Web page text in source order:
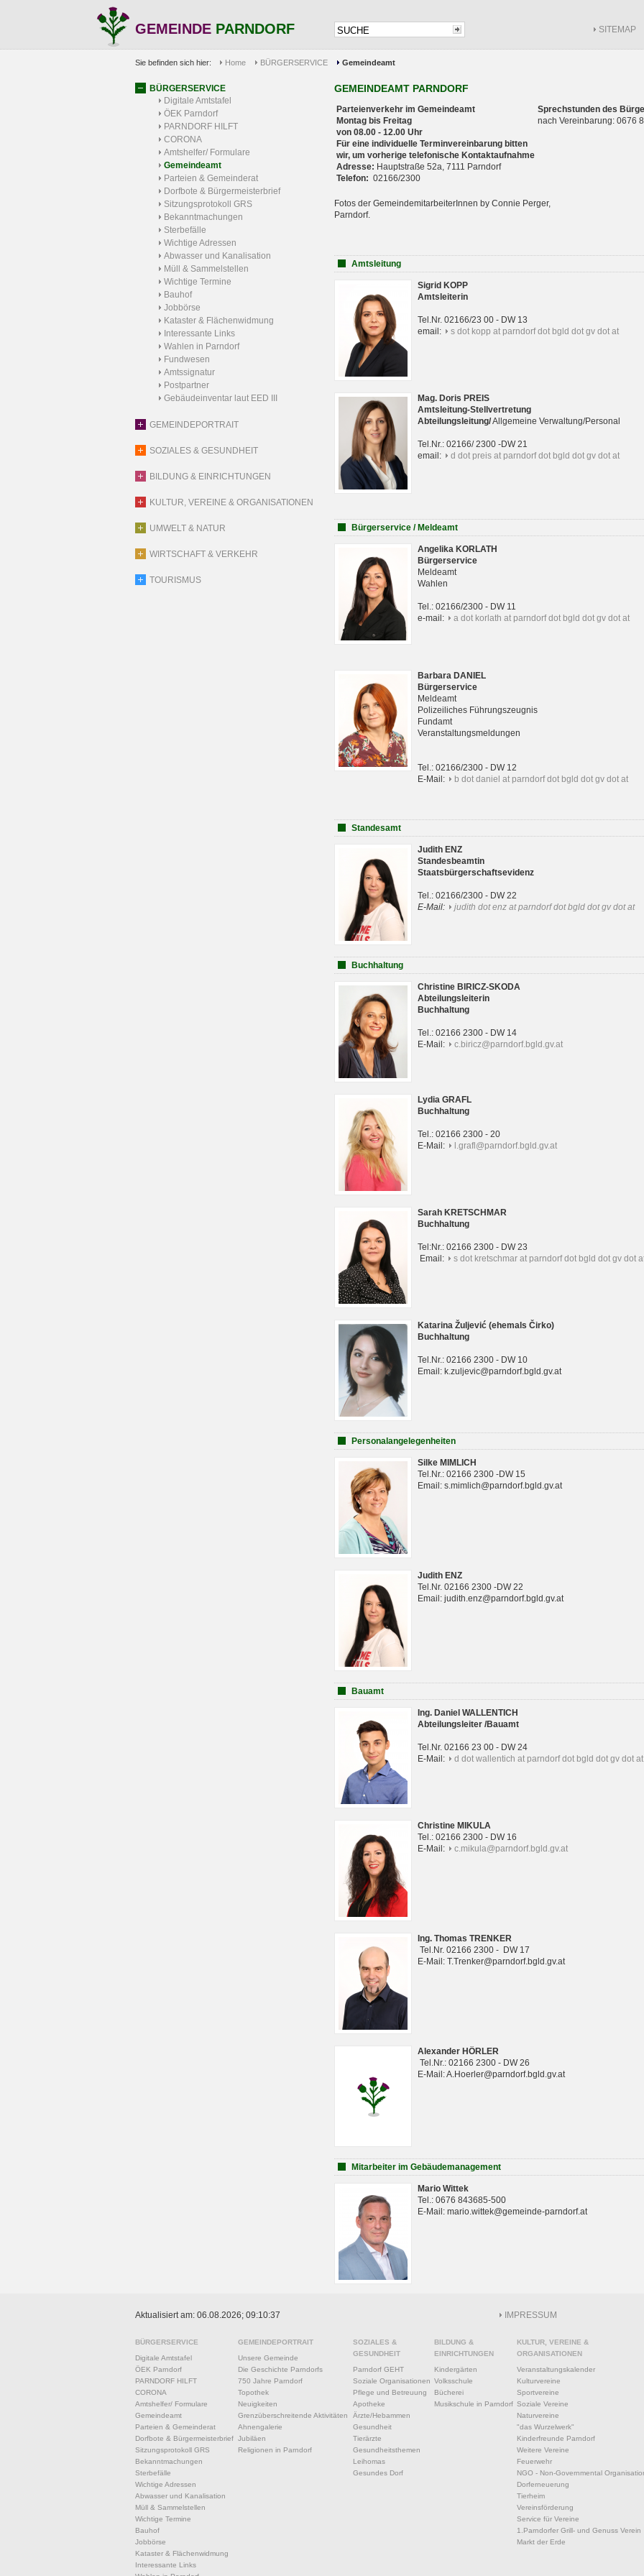
GEMEINDE PARNDORF SITEMAP
Sie befinden sich hier: Home BÜRGERSERVICE Gemeindeamt
BÜRGERSERVICE
Digitale Amtstafel
ÖEK Parndorf
PARNDORF HILFT
CORONA
Amtshelfer/ Formulare
Gemeindeamt
Parteien & Gemeinderat
Dorfbote & Bürgermeisterbrief
Sitzungsprotokoll GRS
Bekanntmachungen
Sterbefälle
Wichtige Adressen
Abwasser und Kanalisation
Müll & Sammelstellen
Wichtige Termine
Bauhof
Jobbörse
Kataster & Flächenwidmung
Interessante Links
Wahlen in Parndorf
Fundwesen
Amtssignatur
Postpartner
Gebäudeinventar laut EED III
GEMEINDEPORTRAIT
SOZIALES & GESUNDHEIT
BILDUNG & EINRICHTUNGEN
KULTUR, VEREINE & ORGANISATIONEN
UMWELT & NATUR
WIRTSCHAFT & VERKEHR
TOURISMUS
GEMEINDEAMT PARNDORF
Parteienverkehr im Gemeindeamt
Montag bis Freitag
von 08.00 - 12.00 Uhr
Für eine individuelle Terminvereinbarung bitten
wir, um vorherige telefonische Kontaktaufnahme
Adresse: Hauptstraße 52a, 7111 Parndorf
Telefon: 02166/2300
Sprechstunden des
nach Vereinbarung: 0676
Fotos der GemeindemitarbeiterInnen by Connie Perger,
Parndorf.
Amtsleitung
Sigrid KOPP
Amtsleiterin
Tel.Nr. 02166/23 00 - DW 13
email:
s dot kopp at parndorf dot bgld dot gv dot at
Mag. Doris PREIS
Amtsleitung-Stellvertretung
Abteilungsleitung/Allgemeine Verwaltung/Personal
Tel.Nr.: 02166/ 2300 -DW 21
email:
d dot preis at parndorf dot bgld dot gv dot at
Bürgerservice / Meldeamt
Angelika KORLATH
Bürgerservice
Meldeamt
Wahlen
Tel.: 02166/2300 - DW 11
e-mail:
a dot korlath at parndorf dot bgld dot gv dot at
Barbara DANIEL
Bürgerservice
Meldeamt
Polizeiliches Führungszeugnis
Fundamt
Veranstaltungsmeldungen
Tel.: 02166/2300 - DW 12
E-Mail:
b dot daniel at parndorf dot bgld dot gv dot at
Standesamt
Judith ENZ
Standesbeamtin
Staatsbürgerschaftsevidenz
Tel.: 02166/2300 - DW 22
E-Mail:
judith dot enz at parndorf dot bgld dot gv dot at
Buchhaltung
Christine BIRICZ-SKODA
Abteilungsleiterin
Buchhaltung
Tel.: 02166 2300 - DW 14
E-Mail:
c.biricz@parndorf.bgld.gv.at
Lydia GRAFL
Buchhaltung
Tel.: 02166 2300 - 20
E-Mail:
l.grafl@parndorf.bgld.gv.at
Sarah KRETSCHMAR
Buchhaltung
Tel:Nr.: 02166 2300 - DW 23
Email:
s dot kretschmar at parndorf dot bgld dot gv dot
Katarina Žuljević (ehemals Čirko)
Buchhaltung
Tel.Nr.: 02166 2300 - DW 10
Email: k.zuljevic@parndorf.bgld.gv.at
Personalangelegenheiten
Silke MIMLICH
Tel.Nr.: 02166 2300 -DW 15
Email: s.mimlich@parndorf.bgld.gv.at
Judith ENZ
Tel.Nr. 02166 2300 -DW 22
Email: judith.enz@parndorf.bgld.gv.at
Bauamt
Ing. Daniel WALLENTICH
Abteilungsleiter /Bauamt
Tel.Nr. 02166 23 00 - DW 24
E-Mail:
d dot wallentich at parndorf dot bgld dot gv dot at
Christine MIKULA
Tel.: 02166 2300 - DW 16
E-Mail:
c.mikula@parndorf.bgld.gv.at
Ing. Thomas TRENKER
Tel.Nr. 02166 2300 - DW 17
E-Mail: T.Trenker@parndorf.bgld.gv.at
Alexander HÖRLER
Tel.Nr.: 02166 2300 - DW 26
E-Mail: A.Hoerler@parndorf.bgld.gv.at
Mitarbeiter im Gebäudemanagement
Mario Wittek
Tel.: 0676 843685-500
E-Mail: mario.wittek@gemeinde-parndorf.at
Aktualisiert am: 06.08.2026; 09:10:37 IMPRESSUM
BÜRGERSERVICE
Digitale Amtstafel
ÖEK Parndorf
PARNDORF HILFT
CORONA
Amtshelfer/ Formulare
Gemeindeamt
Parteien & Gemeinderat
Dorfbote & Bürgermeisterbrief
Sitzungsprotokoll GRS
Bekanntmachungen
Sterbefälle
Wichtige Adressen
Abwasser und Kanalisation
Müll & Sammelstellen
Wichtige Termine
Bauhof
Jobbörse
Kataster & Flächenwidmung
Interessante Links
GEMEINDEPORTRAIT
Unsere Gemeinde
Die Geschichte Parndorfs
750 Jahre Parndorf
Topothek
Neuigkeiten
Grenzüberschreitende Aktivitäten
Ahnengalerie
Jubiläen
Religionen in Parndorf
SOZIALES &
GESUNDHEIT
Parndorf GEHT
Soziale Organisationen
Pflege und Betreuung
Apotheke
Ärzte/Hebammen
Gesundheit
Tierärzte
Gesundheitsthemen
Leihomas
Gesundes Dorf
BILDUNG &
EINRICHTUNGEN
Kindergärten
Volksschule
Bücherei
Musikschule in Parndorf
KULTUR, VEREINE &
ORGANISATIONEN
Veranstaltungskalender
Kulturvereine
Sportvereine
Soziale Vereine
Naturvereine
"das Wurzelwerk"
Kinderfreunde Parndorf
Weitere Vereine
Feuerwehr
NGO - Non-Governmental
Dorferneuerung
Tierheim
Vereinsförderung
Service für Vereine
1.Parndorfer Grill- und Genuss Verein
Markt der Erde